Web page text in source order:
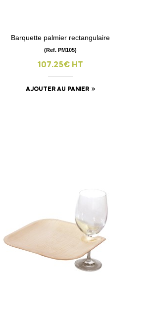
visibility
Barquette palmier rectangulaire
(Ref. PM105)
107.25€ HT
AJOUTER AU PANIER